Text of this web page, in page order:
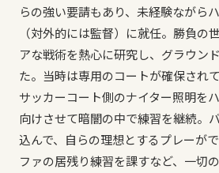
らの強い要請もあり、未経験ながら
（対外的には監督）に就任。勝負の
アな戦術を熱心に研究し、グラウン
た。当時は専用のコートが確保され
サッカーコート側のナイター照明を
向けさせて暗闇の中で練習を継続。
込んで、自らの理想とするプレーが
ファの居残り練習を課すなど、一切